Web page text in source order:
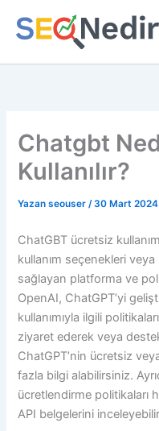
atla
Chatgbt
Kullanılır?
Yazan seouser/30 Mart 2024
ChatGBT ücretsiz
kullanım seçenekleri
sağlayan platforma ve
OpenAI, ChatGPT’yi
kullanımıyla ilgili
ziyaret ederek veya
ChatGPT’nin ücretsiz
fazla bilgi alabilirsiniz.
ücretlendirme politikaları
API belgelerini